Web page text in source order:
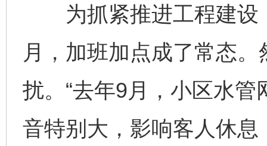
为抓紧推进工程建设
月，加班加点成了常态
扰。“去年9月，小区水
音特别大，影响客人休